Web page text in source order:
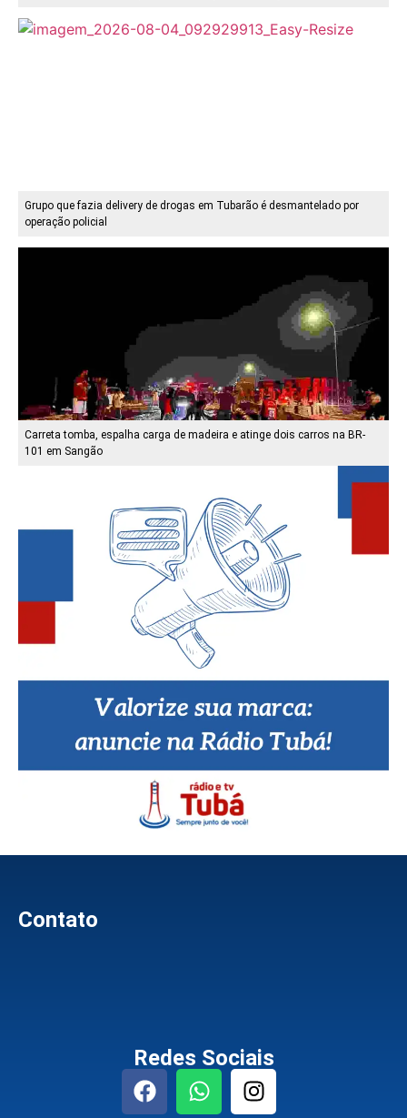
Grupo que fazia delivery de drogas em Tubarão é desmantelado por
operação policial
Carreta tomba, espalha carga de madeira e atinge dois carros na BR-
101 em Sangão
Contato
Redes Sociais